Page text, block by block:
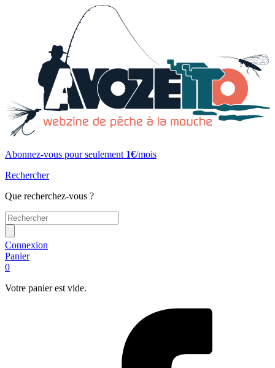
Abonnez-vous pour seulement 1€/mois
Rechercher
Que recherchez-vous ?
Connexion
Panier
0
Votre panier est vide.